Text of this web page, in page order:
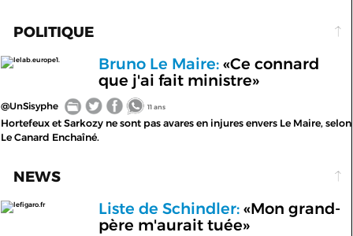
POLITIQUE
lelab.europe1. Bruno Le Maire:«Ce connard
que j'ai fait ministre»
@UnSisyphe 11 ans
Hortefeux et Sarkozy ne sont pas avares en injures envers Le Maire, selon
Le Canard Enchaîné.
NEWS
lefigaro.fr Liste de Schindler:«Mon grand-
père m'aurait tuée»